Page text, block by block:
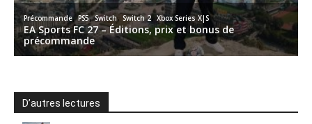
D’autres lectures